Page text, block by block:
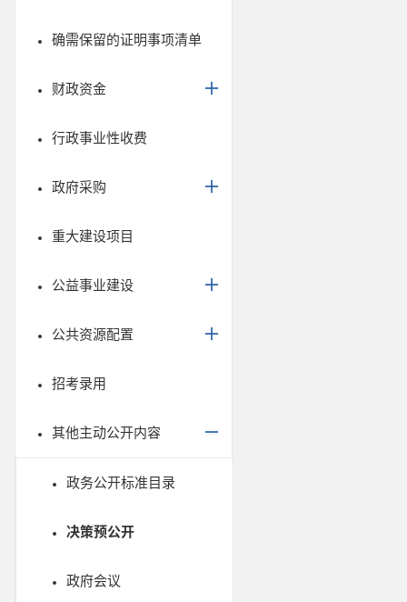
确需保留的证明事项清单
财政资金
行政事业性收费
政府采购
重大建设项目
公益事业建设
公共资源配置
招考录用
其他主动公开内容
政务公开标准目录
决策预公开
政府会议